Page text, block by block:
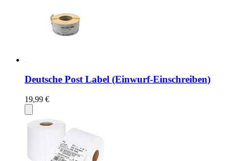
Deutsche Post Label (Einwurf-Einschreiben)
19,99 €